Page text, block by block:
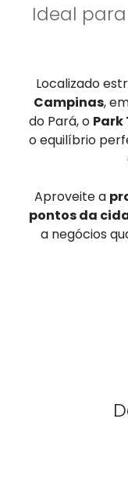
Ideal
Localizado
Campinas,
do Pará, o Park
o equilíbrio
Aproveite a
pontos da
a negócios